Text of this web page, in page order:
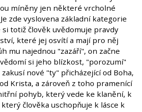
míněny jen některé vrcholné
zde vyslovena základní kategorie
totiž člověk uvědomuje pravdy
které jej osvítí a mají pro něj
mu najednou "zazáří", on začne
si jeho blízkost, "porozumí"
nové "ty" přicházející od Boha,
Krista, a zároveň z toho pramenící
pohyb, který vede ke klanění, k
člověka uschopňuje k lásce k